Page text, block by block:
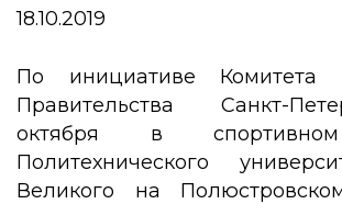
18.10.2019
По инициативе Комитета
Правительства Санкт-
октября в
Политехнического
Великого на